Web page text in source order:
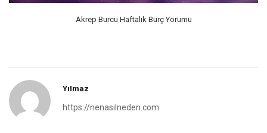
Akrep Burcu Haftalık Burç Yorumu
Yılmaz
https://nenasilneden.com